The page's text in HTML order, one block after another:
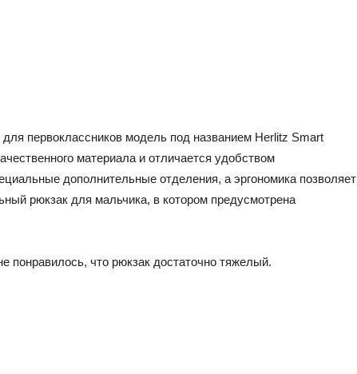
первоклассников модель под названием Herlitz Smart
материала и отличается удобством
дополнительные отделения, а эргономика позволяет
рюкзак для мальчика, в котором предусмотрена
понравилось, что рюкзак достаточно тяжелый.